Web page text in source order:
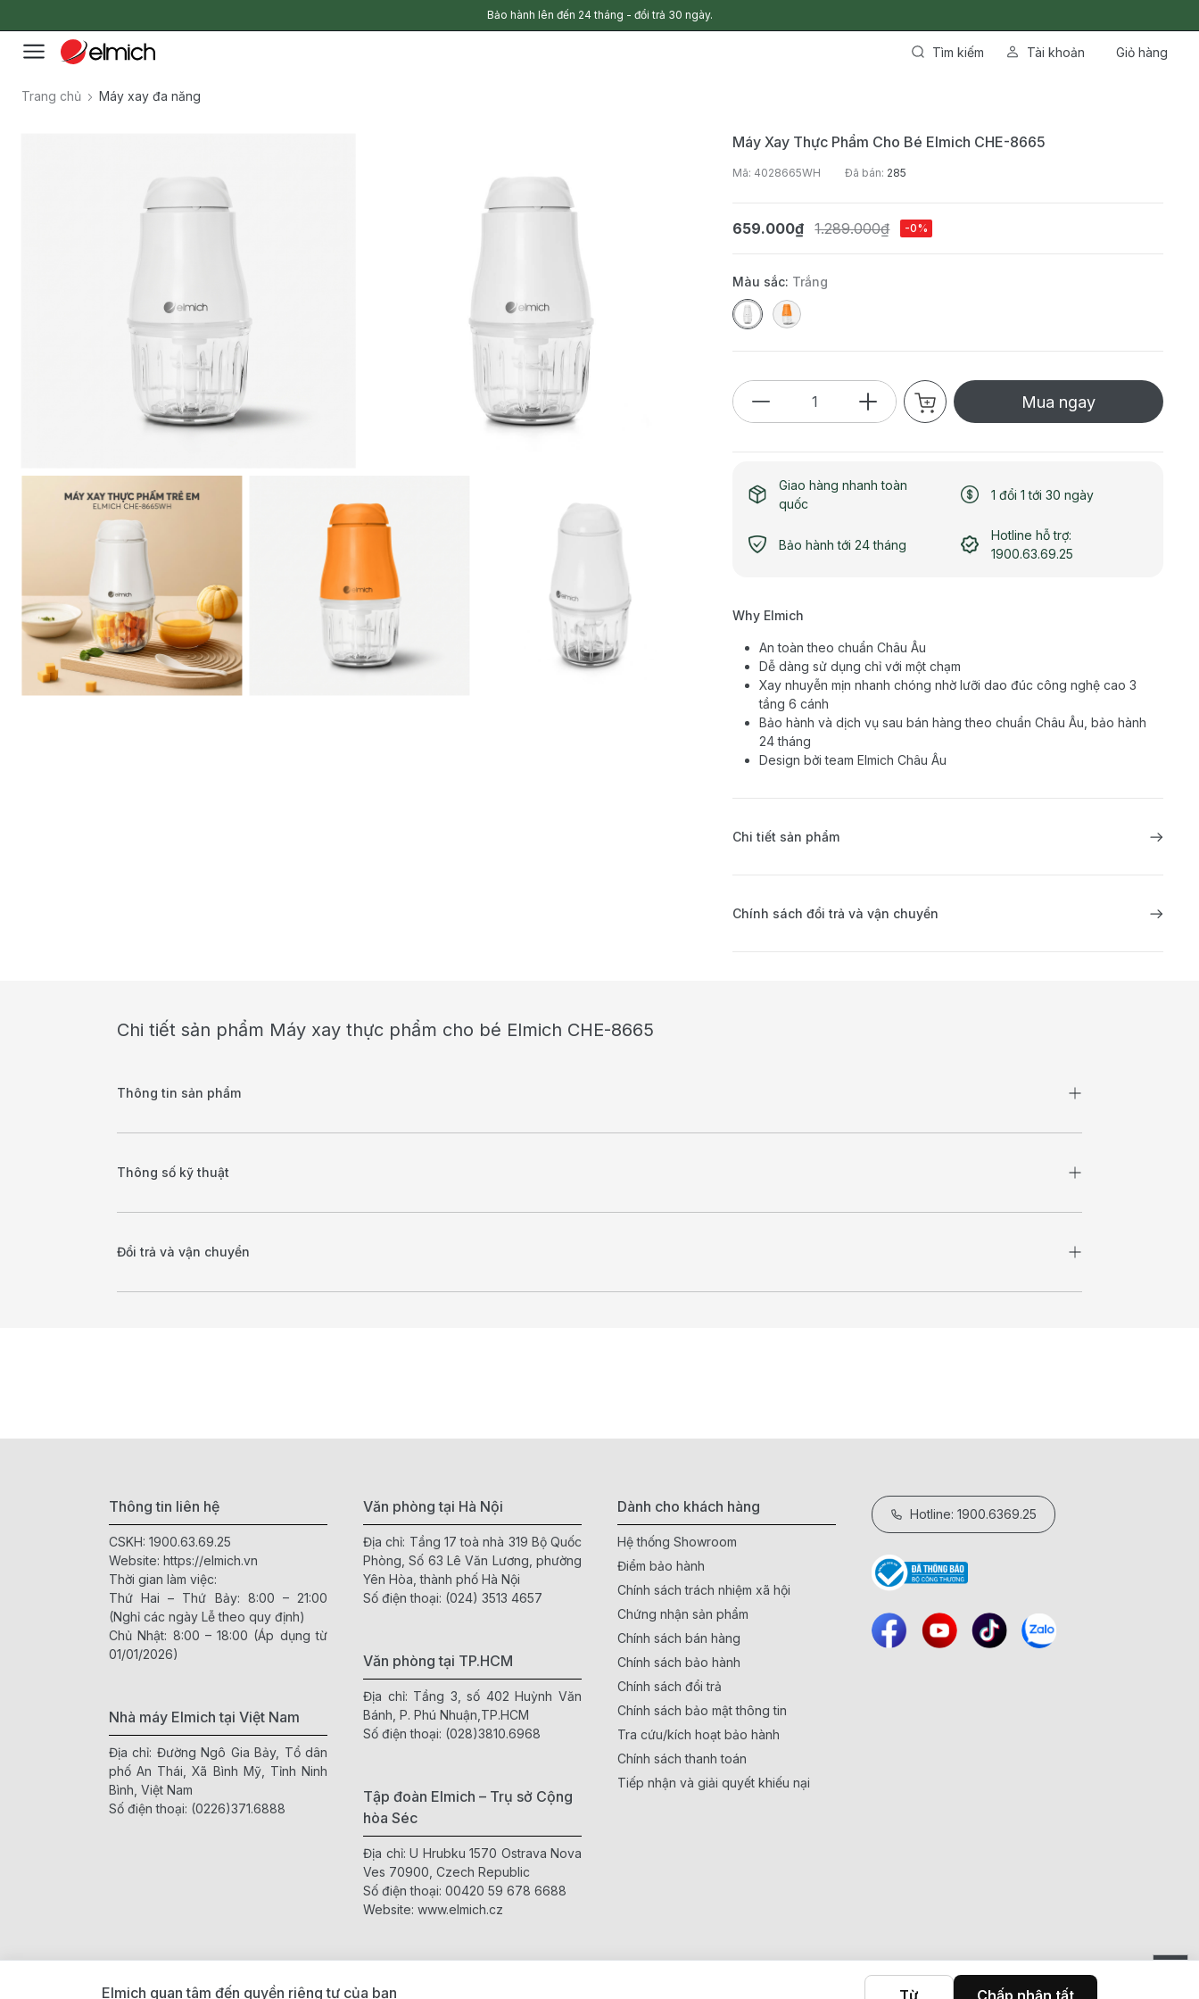
Bảo hành lên đến 24 tháng - đổi trả 30 ngày.
Tìm kiếm Tài khoản Giỏ hàng
Trang chủ Máy xay đa năng
Máy Xay Thực Phẩm Cho Bé Elmich CHE-8665
Mã: 4028665WH Đã bán: 285
659.000₫ 1.289.000₫ -0%
Màu sắc: Trắng
Mua ngay
Giao hàng nhanh toàn
quốc
1 đổi 1 tới 30 ngày
Bảo hành tới 24 tháng
Hotline hỗ trợ:
1900.63.69.25
Why Elmich
An toàn theo chuẩn Châu Âu
Dễ dàng sử dụng chỉ với một chạm
Xay nhuyễn mịn nhanh chóng nhờ lưỡi dao đúc công nghệ cao 3
tầng 6 cánh
Bảo hành và dịch vụ sau bán hàng theo chuẩn Châu Âu, bảo hành
24 tháng
Design bởi team Elmich Châu Âu
Chi tiết sản phẩm
Chính sách đổi trả và vận chuyển
Chi tiết sản phẩm Máy xay thực phẩm cho bé Elmich CHE-8665
Thông tin sản phẩm
Thông số kỹ thuật
Đổi trả và vận chuyển
Thông tin liên hệ
CSKH: 1900.63.69.25
Website: https://elmich.vn
Thời gian làm việc:
Thứ Hai – Thứ Bảy: 8:00 – 21:00
(Nghỉ các ngày Lễ theo quy định)
Chủ Nhật: 8:00 – 18:00 (Áp dụng từ
01/01/2026)
Nhà máy Elmich tại Việt Nam
Địa chỉ: Đường Ngô Gia Bảy, Tổ dân
phố An Thái, Xã Bình Mỹ, Tỉnh Ninh
Bình, Việt Nam
Số điện thoại: (0226)371.6888
Văn phòng tại Hà Nội
Địa chỉ: Tầng 17 toà nhà 319 Bộ Quốc
Phòng, Số 63 Lê Văn Lương, phường
Yên Hòa, thành phố Hà Nội
Số điện thoại: (024) 3513 4657
Văn phòng tại TP.HCM
Địa chỉ: Tầng 3, số 402 Huỳnh Văn
Bánh, P. Phú Nhuận,TP.HCM
Số điện thoại: (028)3810.6968
Tập đoàn Elmich – Trụ sở Cộng
hòa Séc
Địa chỉ: U Hrubku 1570 Ostrava Nova
Ves 70900, Czech Republic
Số điện thoại: 00420 59 678 6688
Website: www.elmich.cz
Dành cho khách hàng
Hệ thống Showroom
Điểm bảo hành
Chính sách trách nhiệm xã hội
Chứng nhận sản phẩm
Chính sách bán hàng
Chính sách bảo hành
Chính sách đổi trả
Chính sách bảo mật thông tin
Tra cứu/kích hoạt bảo hành
Chính sách thanh toán
Tiếp nhận và giải quyết khiếu nại
Hotline: 1900.6369.25
Elmich quan tâm đến quyền riêng tư của bạn Từ Chấp nhận tất